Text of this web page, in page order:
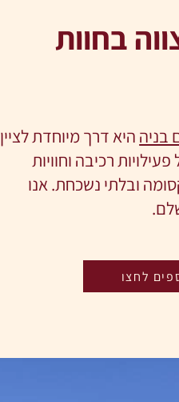
בחוות
בניה היא דרך מיוחדת לציין
רכיבה וחוויות
ובלתי נשכחת. אנו
לחצו